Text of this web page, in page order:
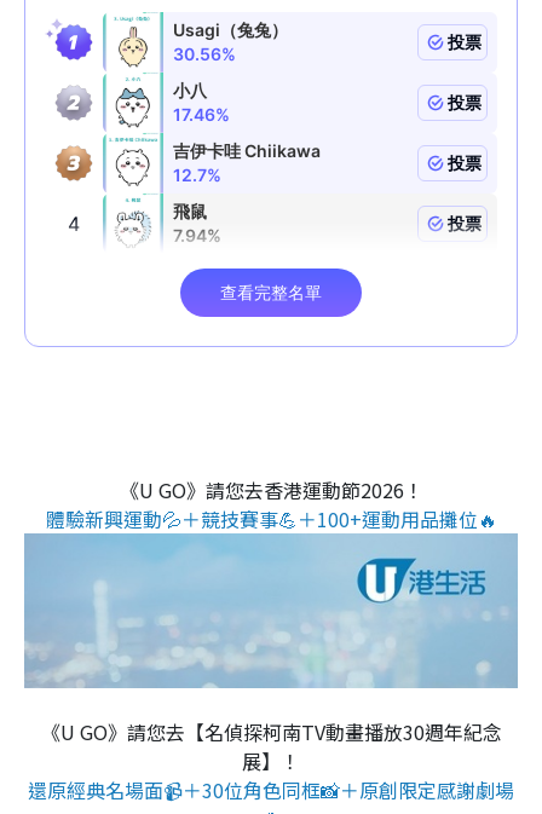
《U GO》請您去香港運動節2026！
體驗新興運動💦＋競技賽事💪＋100+運動用品攤位🔥
《U GO》請您去【名偵探柯南TV動畫播放30週年紀念
展】！
還原經典名場面📹＋30位角色同框📸＋原創限定感謝劇場